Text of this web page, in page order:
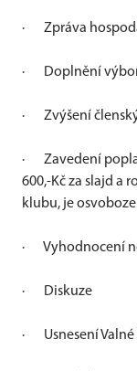
· Zpráva
· Doplnění
· Zvýšení
· Zavedení
600,-Kč za slajd a
klubu, je
· Vyhodnocení
· Diskuze
· Usnesení